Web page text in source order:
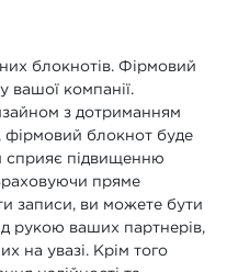
блокнотів. Фірмовий
вашої компанії.
з дотриманням
блокнот буде
сприяє підвищенню
пряме
записи, ви можете бути
рукою ваших партнерів,
на увазі. Крім того